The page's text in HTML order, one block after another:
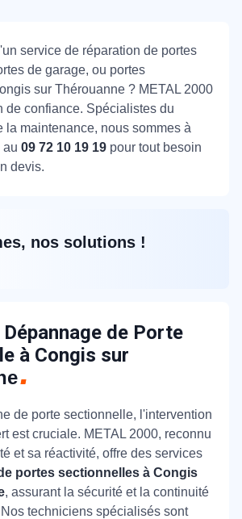
service de réparation de portes
de garage, ou portes
sur Thérouanne ? METAL 2000
de confiance. Spécialistes du
la maintenance, nous sommes à
au 09 72 10 19 19 pour tout besoin
devis.
nos solutions !
de Porte
à Congis sur
de porte sectionnelle, l'intervention
est cruciale. METAL 2000, reconnu
et sa réactivité, offre des services
portes sectionnelles à Congis
, assurant la sécurité et la continuité
techniciens spécialisés sont